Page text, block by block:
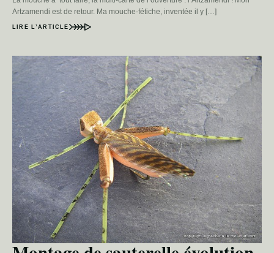
Artzamendi est de retour. Ma mouche-fétiche, inventée il y […]
LIRE L’ARTICLE